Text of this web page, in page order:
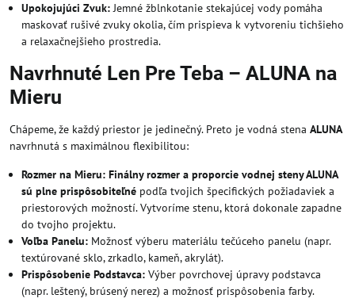
Upokojujúci Zvuk:Jemné žblnkotanie stekajúcej vody pomáha
maskovať rušivé zvuky okolia, čím prispieva k vytvoreniu tichšieho
a relaxačnejšieho prostredia.
Navrhnuté Len Pre Teba – ALUNA na
Mieru
Chápeme, že každý priestor je jedinečný. Preto je vodná stena ALUNA
navrhnutá s maximálnou flexibilitou:
Rozmer na Mieru: Finálny rozmer a proporcie vodnej steny ALUNA
sú plne prispôsobiteľné podľa tvojich špecifických požiadaviek a
priestorových možností. Vytvoríme stenu, ktorá dokonale zapadne
do tvojho projektu.
Voľba Panelu: Možnosť výberu materiálu tečúceho panelu (napr.
textúrované sklo, zrkadlo, kameň, akrylát).
Prispôsobenie Podstavca: Výber povrchovej úpravy podstavca
(napr. leštený, brúsený nerez) a možnosť prispôsobenia farby.